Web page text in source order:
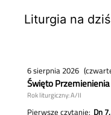
Liturgia na dziś